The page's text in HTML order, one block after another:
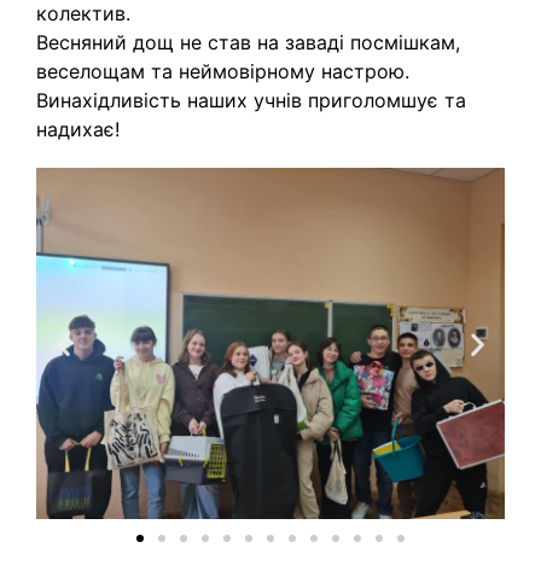
колектив.
Весняний дощ не став на заваді посмішкам,
веселощам та неймовірному настрою.
Винахідливість наших учнів приголомшує та
надихає!